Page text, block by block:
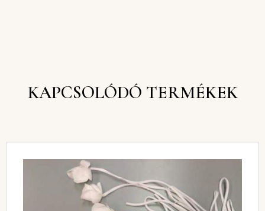
KAPCSOLÓDÓ TERMÉKEK